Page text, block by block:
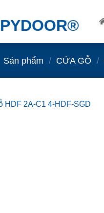
Sản phẩm / CỬA GỖ /